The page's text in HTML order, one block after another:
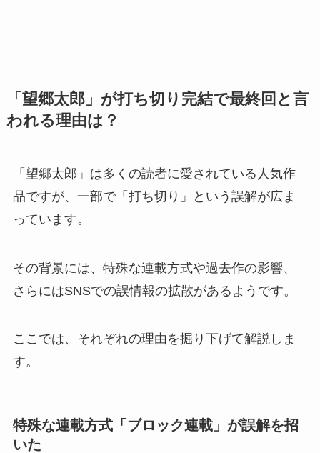
「望郷太郎」が打ち切り完結で最終回と言
われる理由は？
「望郷太郎」は多くの読者に愛されている人気作
品ですが、一部で「打ち切り」という誤解が広ま
っています。
その背景には、特殊な連載方式や過去作の影響、
さらにはSNSでの誤情報の拡散があるようです。
ここでは、それぞれの理由を掘り下げて解説しま
す。
特殊な連載方式「ブロック連載」が誤解を招
いた